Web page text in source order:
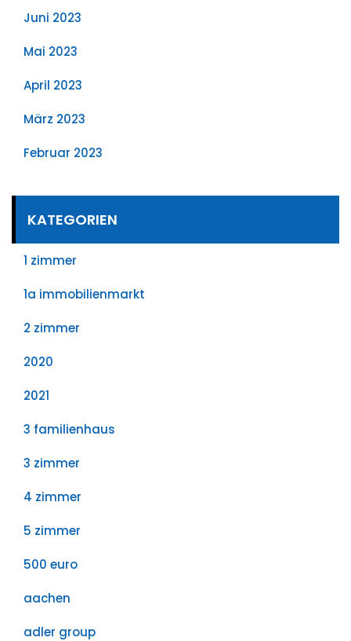
Juni 2023
Mai 2023
April 2023
März 2023
Februar 2023
KATEGORIEN
1 zimmer
1a immobilienmarkt
2 zimmer
2020
2021
3 familienhaus
3 zimmer
4 zimmer
5 zimmer
500 euro
aachen
adler group